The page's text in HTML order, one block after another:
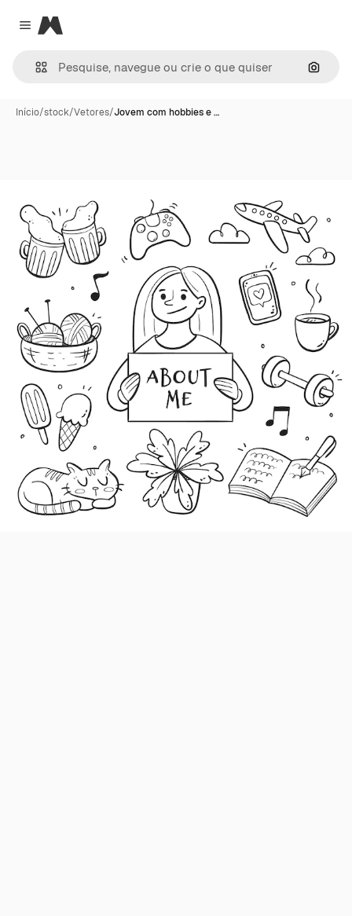
Close menu
Magnific
Início/stock/Vetores/Jovem com hobbies e …